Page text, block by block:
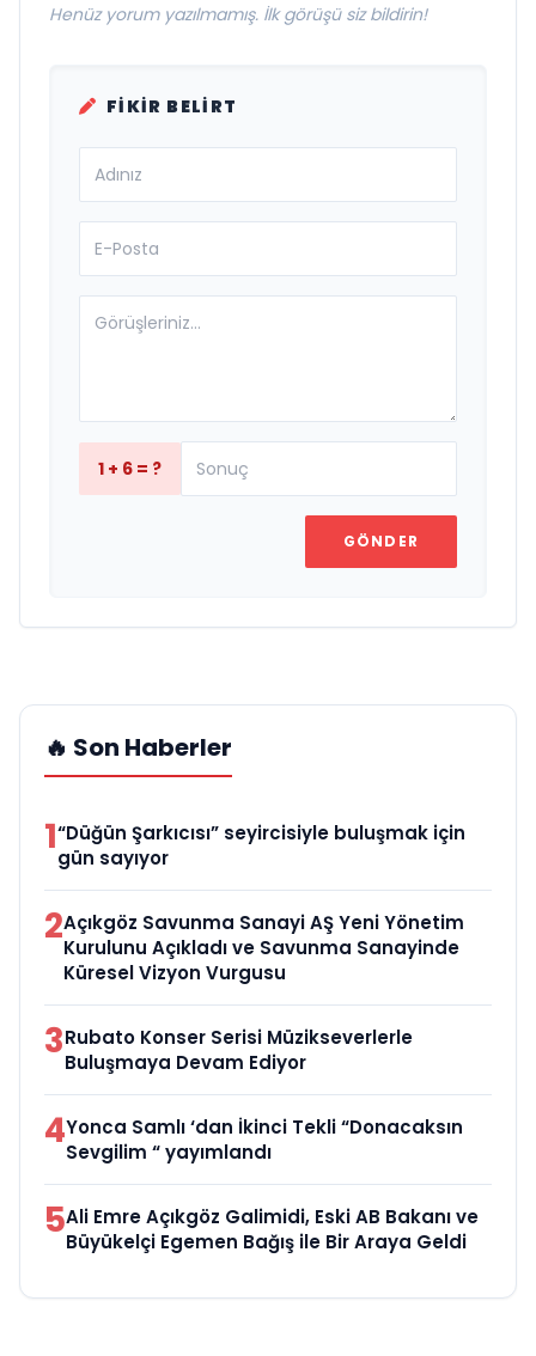
Henüz yorum yazılmamış. İlk görüşü siz bildirin!
FIKIR BELIRT
1 + 6 = ?
GÖNDER
🔥 Son Haberler
1“Düğün Şarkıcısı” seyircisiyle buluşmak için
gün sayıyor
2Açıkgöz Savunma Sanayi AŞ Yeni Yönetim
Kurulunu Açıkladı ve Savunma Sanayinde
Küresel Vizyon Vurgusu
3Rubato Konser Serisi Müzikseverlerle
Buluşmaya Devam Ediyor
4Yonca Samlı ‘dan İkinci Tekli “Donacaksın
Sevgilim “ yayımlandı
5Ali Emre Açıkgöz Galimidi, Eski AB Bakanı ve
Büyükelçi Egemen Bağış ile Bir Araya Geldi